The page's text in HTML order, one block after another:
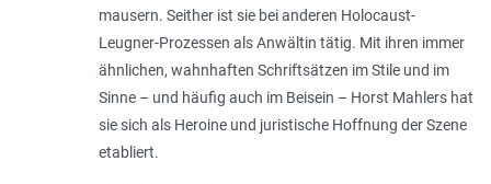
mausern. Seither ist sie bei anderen Holocaust-
Leugner-Prozessen als Anwältin tätig. Mit ihren immer
ähnlichen, wahnhaften Schriftsätzen im Stile und im
Sinne – und häufig auch im Beisein – Horst Mahlers hat
sie sich als Heroine und juristische Hoffnung der Szene
etabliert.